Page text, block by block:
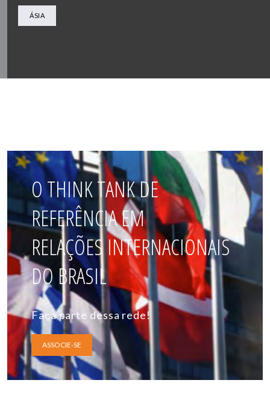
ÁSIA
O THINK TANK DE
REFERÊNCIA EM
RELAÇÕES INTERNACIONAIS
DO BRASIL
Faça parte dessa rede!
ASSOCIE-SE